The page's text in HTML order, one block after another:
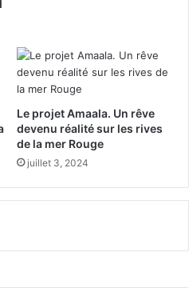
Le projet Amaala. Un rêve
devenu réalité sur les rives
de la mer Rouge
juillet 3, 2024